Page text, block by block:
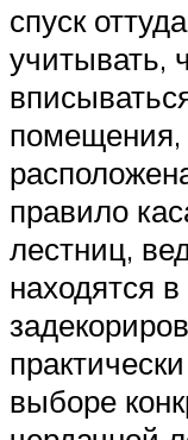
спуск
учитывать,
помещения,
правило
лестниц,
находятся
выборе